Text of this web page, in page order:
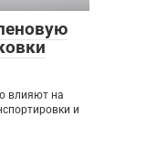
влияют на
и